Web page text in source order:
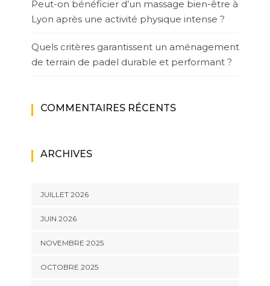
Peut-on bénéficier d’un massage bien-être à
Lyon après une activité physique intense ?
Quels critères garantissent un aménagement
de terrain de padel durable et performant ?
COMMENTAIRES RÉCENTS
ARCHIVES
JUILLET 2026
JUIN 2026
NOVEMBRE 2025
OCTOBRE 2025